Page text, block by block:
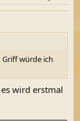
Griff würde ich
wird erstmal